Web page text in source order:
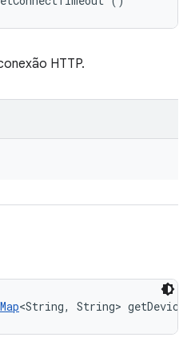
HTTP.
<String, String>